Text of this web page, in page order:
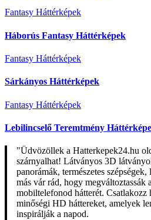
Fantasy Háttérképek
Háborús Fantasy Háttérképek
Fantasy Háttérképek
Sárkányos Háttérképek
Fantasy Háttérképek
Lebilincselő Teremtmény
"Üdvözöllek a Hatterkepek24.hu
szárnyalhat! Látványos 3D
panorámák, természetes
más vár rád, hogy megváltoztassák
mobiltelefonod hátterét. Csatlakozz
minőségi HD háttereket, amelyek
inspirálják a napod.